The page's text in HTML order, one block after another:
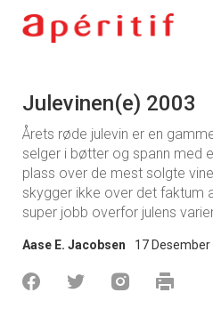
Julevinen(e) 2003
Årets røde julevin er en
selger i bøtter og spann med
plass over de mest solgte
skygger ikke over det faktum
super jobb overfor julens
Aase E. Jacobsen 17 Desember